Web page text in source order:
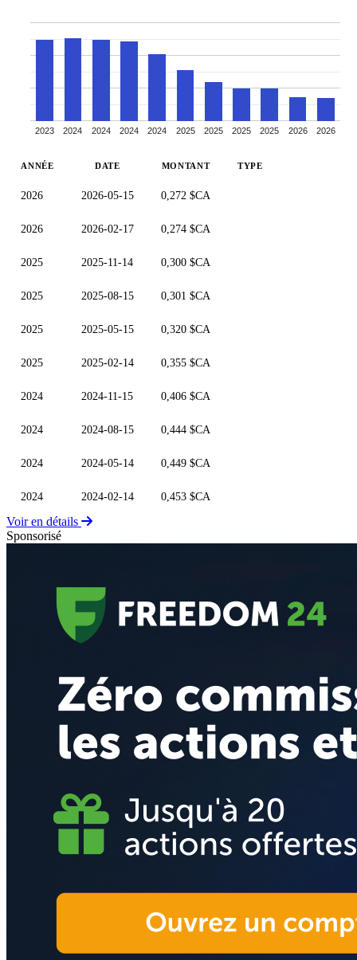
2023 2024 2024 2024 2024 2025 2025 2025 2025 2026 2026
ANNÉE DATE MONTANT TYPE
2026 2026-05-15 0,272 $CA
2026 2026-02-17 0,274 $CA
2025 2025-11-14 0,300 $CA
2025 2025-08-15 0,301 $CA
2025 2025-05-15 0,320 $CA
2025 2025-02-14 0,355 $CA
2024 2024-11-15 0,406 $CA
2024 2024-08-15 0,444 $CA
2024 2024-05-14 0,449 $CA
2024 2024-02-14 0,453 $CA
Voir en détails
Sponsorisé